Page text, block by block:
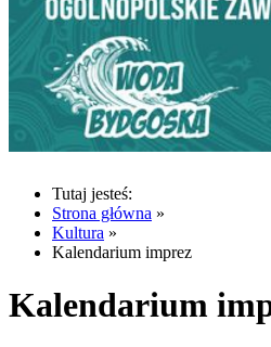
Tutaj jesteś:
Strona główna »
Kultura »
Kalendarium imprez
Kalendarium